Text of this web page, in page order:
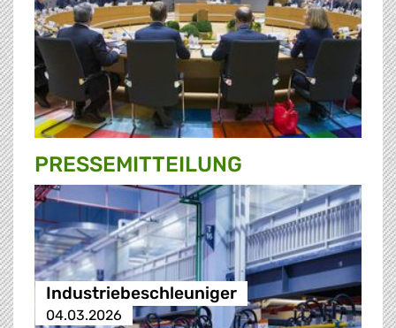
PRESSE­MITTEILUNG
Industriebeschleuniger
04.03.2026